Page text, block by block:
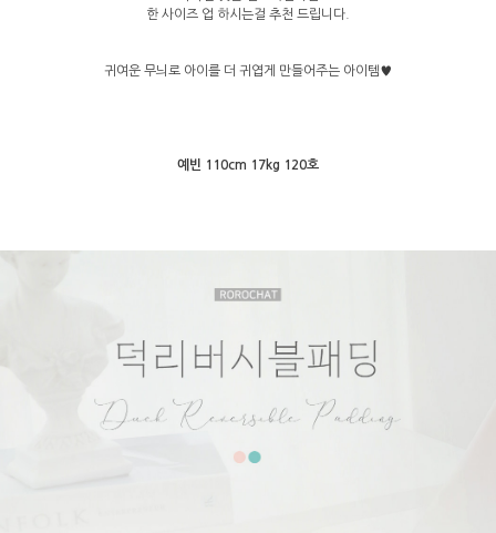
한 사이즈 업 하시는걸 추천 드립니다.
귀여운 무늬로 아이를 더 귀엽게 만들어주는 아이템♥
예빈 110cm 17kg 120호